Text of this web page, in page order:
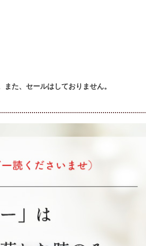
た、セールはしておりません。